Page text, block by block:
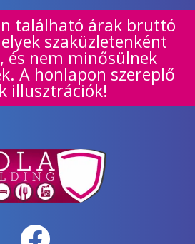
található árak bruttó
szaküzletenként
és nem minősülnek
A honlapon szereplő
illusztrációk!